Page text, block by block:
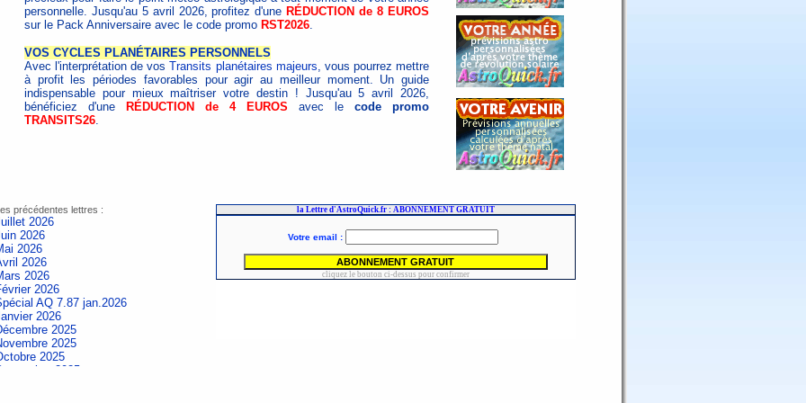
personnelle. Jusqu'au 5 avril 2026, profitez d'une RÉDUCTION de 8 EUROS
sur le Pack Anniversaire avec le code promo RST2026.
VOS CYCLES PLANÉTAIRES PERSONNELS
Avec l'interprétation de vosTransits planétaires majeurs, vous pourrez mettre
à profit les périodes favorables pour agir au meilleur moment. Un guide
indispensable pour mieux maîtriser votre destin ! Jusqu'au 5 avril 2026,
bénéficiez d'une
RÉDUCTION de 4 EUROS avec le code promo
TRANSITS26.
précédentes lettres :
2026
2026
2026
2026
2026
2026
AQ 7.87 jan.2026
2026
2025
2025
2025
2025